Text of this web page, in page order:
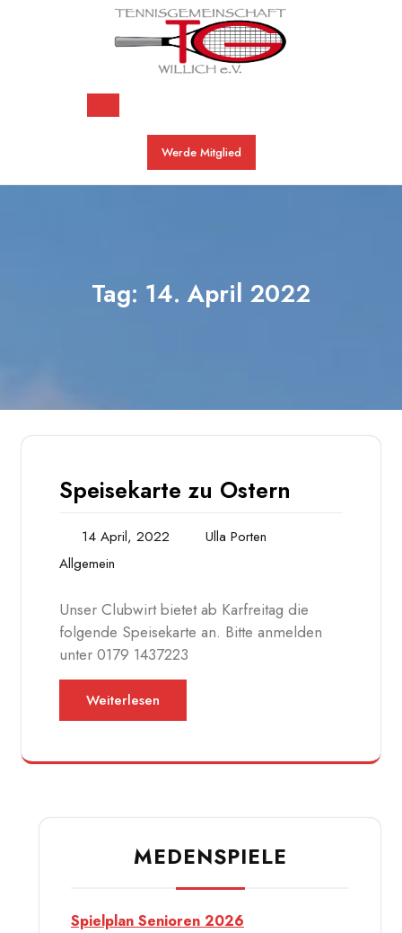
Open
Button
Werde Mitglied
Tag: 14. April 2022
Speisekarte zu Ostern
14 April, 2022
Ulla Porten
Allgemein
Unser Clubwirt bietet ab Karfreitag die
folgende Speisekarte an. Bitte anmelden
unter 0179 1437223
Weiterlesen
MEDENSPIELE
Spielplan Senioren 2026